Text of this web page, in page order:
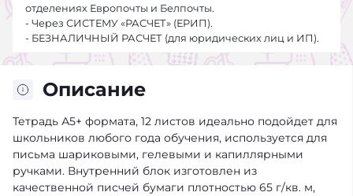
Описание
Тетрадь А5+ формата, 12 листов идеально подойдет для
школьников любого года обучения, используется для
письма шариковыми, гелевыми и капиллярными
ручками. Внутренний блок изготовлен из
качественной писчей бумаги плотностью 65 г/кв. м,
отделениях Европочты и Белпочты.
- Через СИСТЕМУ «РАСЧЕТ» (ЕРИП).
- БЕЗНАЛИЧНЫЙ РАСЧЕТ (для юридических лиц и ИП).